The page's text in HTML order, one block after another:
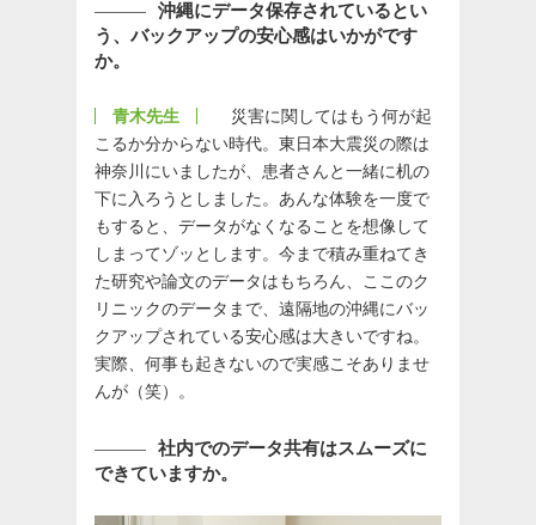
沖縄にデータ保存されているとい
う、バックアップの安心感はいかがです
か。
青木先生
災害に関してはもう何が起
こるか分からない時代。東日本大震災の際は
神奈川にいましたが、患者さんと一緒に机の
下に入ろうとしました。あんな体験を一度で
もすると、データがなくなることを想像して
しまってゾッとします。今まで積み重ねてき
た研究や論文のデータはもちろん、ここのク
リニックのデータまで、遠隔地の沖縄にバッ
クアップされている安心感は大きいですね。
実際、何事も起きないので実感こそありませ
んが（笑）。
社内でのデータ共有はスムーズに
できていますか。